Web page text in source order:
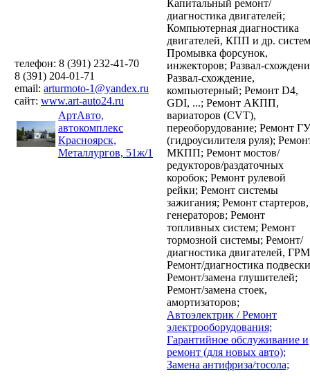
телефон: 8 (391) 232-41-70
8 (391) 204-01-71
email: arturmoto-1@yandex.ru
сайт: www.art-auto24.ru
АртАвто,
автокомплекс
Красноярск,
Металлургов, 51ж/1
Капитальный ремонт/
диагностика двигателей;
Компьютерная диагностика
двигателей, КПП и др.
Промывка форсунок,
инжекторов; Развал-
Развал-схождение,
компьютерный; Ремонт D4,
GDI, ...; Ремонт АКПП,
вариаторов (CVT),
переоборудование; Ремонт
(гидроусилителя руля);
МКПП; Ремонт мостов/
редукторов/раздаточных
коробок; Ремонт рулевой
рейки; Ремонт системы
зажигания; Ремонт стартеров,
генераторов; Ремонт
топливных систем; Ремонт
тормозной системы; Ремонт/
диагностика двигателей,
Ремонт/диагностика
Ремонт/замена глушителей;
Ремонт/замена стоек,
амортизаторов;
Автоэлектрик / Ремонт
электрооборудования;
Гарантийное обслуживание и
ремонт (для новых авто);
Замена антифриза/тосола;